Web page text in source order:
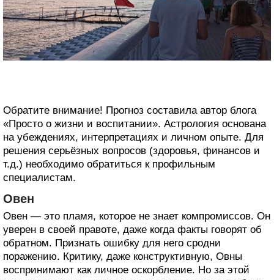
Обратите внимание! Прогноз составила автор блога
«Просто о жизни и воспитании». Астрология основана
на убеждениях, интерпретациях и личном опыте. Для
решения серьёзных вопросов (здоровья, финансов и
т.д.) необходимо обратиться к профильным
специалистам.
Овен
Овен — это пламя, которое не знает компромиссов. Он
уверен в своей правоте, даже когда факты говорят об
обратном. Признать ошибку для него сродни
поражению. Критику, даже конструктивную, Овны
воспринимают как личное оскорбление. Но за этой